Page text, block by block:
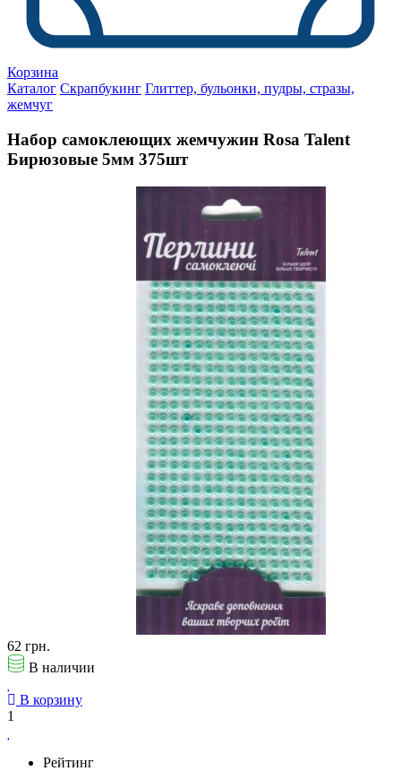
Корзина
Каталог Скрапбукинг Глиттер, бульонки, пудры, стразы,
жемчуг
Набор самоклеющих жемчужин Rosa Talent
Бирюзовые 5мм 375шт
62 грн.
В наличии
В корзину
1
Рейтинг